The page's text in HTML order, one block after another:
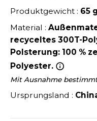
LABEL / TEAR AWAY
OF THE LOOM
OF THE LOOM
Produktgewicht : 65
Material :
recyceltes 300T-
Polsterung: 100 %
Polyester.
Mit Ausnahme
Ursprungsland :